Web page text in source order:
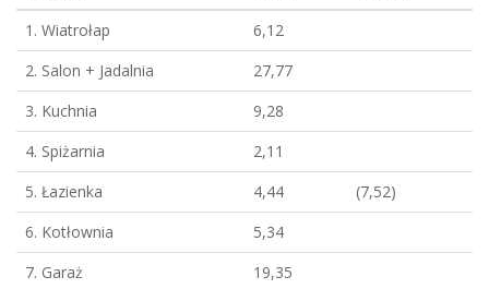
1. Wiatrołap
6,12
2. Salon + Jadalnia
27,77
3. Kuchnia
9,28
4. Spiżarnia
2,11
5. Łazienka
4,44
(7,52)
6. Kotłownia
5,34
7. Garaż
19,35